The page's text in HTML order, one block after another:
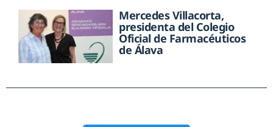
Mercedes Villacorta,
presidenta del Colegio
Oficial de Farmacéuticos
de Álava